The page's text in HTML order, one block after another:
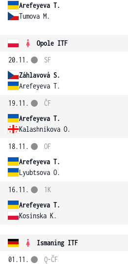
Arefeyeva T.
Tumova M.
Opole ITF
20.11.
Záhlavová S.
Arefeyeva T.
SF
19.11.
Arefeyeva T.
Kalashnikova O.
ČF
18.11.
Arefeyeva T.
Lyubtsova O.
OF
16.11.
Arefeyeva T.
Kosinska K.
1K
Ismaning ITF
01.11.
Q-ČF